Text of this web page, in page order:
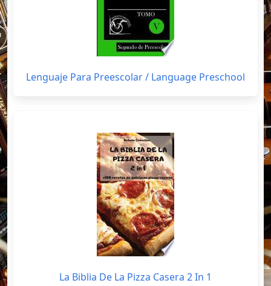
Lenguaje Para Preescolar / Language Preschool
La Biblia De La Pizza Casera 2 In 1